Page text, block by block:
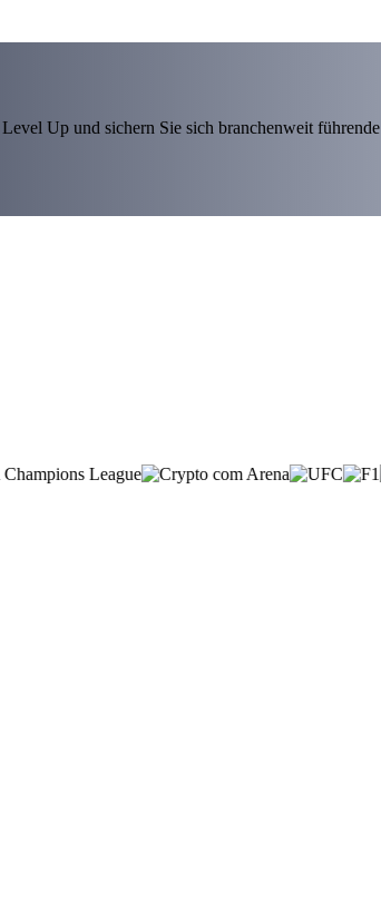
Up und sichern Sie sich branchenweit führende